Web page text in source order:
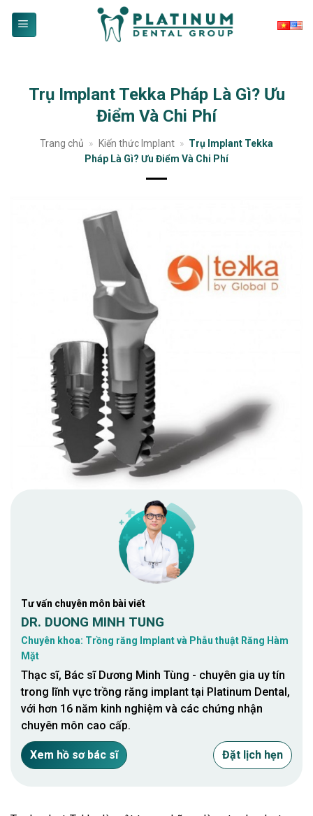
Trụ Implant Tekka Pháp Là Gì? Ưu
Điểm Và Chi Phí
Trang chủ » Kiến thức Implant » Trụ Implant Tekka
Pháp Là Gì? Ưu Điểm Và Chi Phí
Tư vấn chuyên môn bài viết
DR. DUONG MINH TUNG
Chuyên khoa: Trồng răng Implant và Phẫu thuật Răng Hàm
Mặt
Thạc sĩ, Bác sĩ Dương Minh Tùng - chuyên gia uy tín
trong lĩnh vực trồng răng implant tại Platinum Dental,
với hơn 16 năm kinh nghiệm và các chứng nhận
chuyên môn cao cấp.
Xem hồ sơ bác sĩ Đặt lịch hẹn